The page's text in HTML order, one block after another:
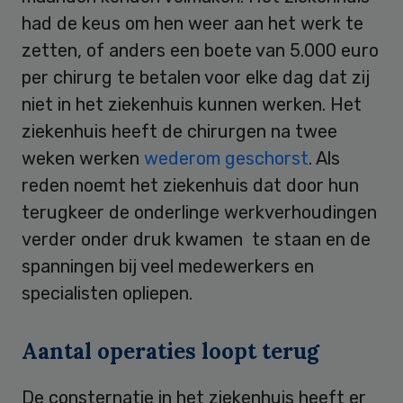
had de keus om hen weer aan het werk te
zetten, of anders een boete van 5.000 euro
per chirurg te betalen voor elke dag dat zij
niet in het ziekenhuis kunnen werken. Het
ziekenhuis heeft de chirurgen na twee
weken werken wederom geschorst. Als
reden noemt het ziekenhuis dat door hun
terugkeer de onderlinge werkverhoudingen
verder onder druk kwamen te staan en de
spanningen bij veel medewerkers en
specialisten opliepen.
Aantal operaties loopt terug
De consternatie in het ziekenhuis heeft er